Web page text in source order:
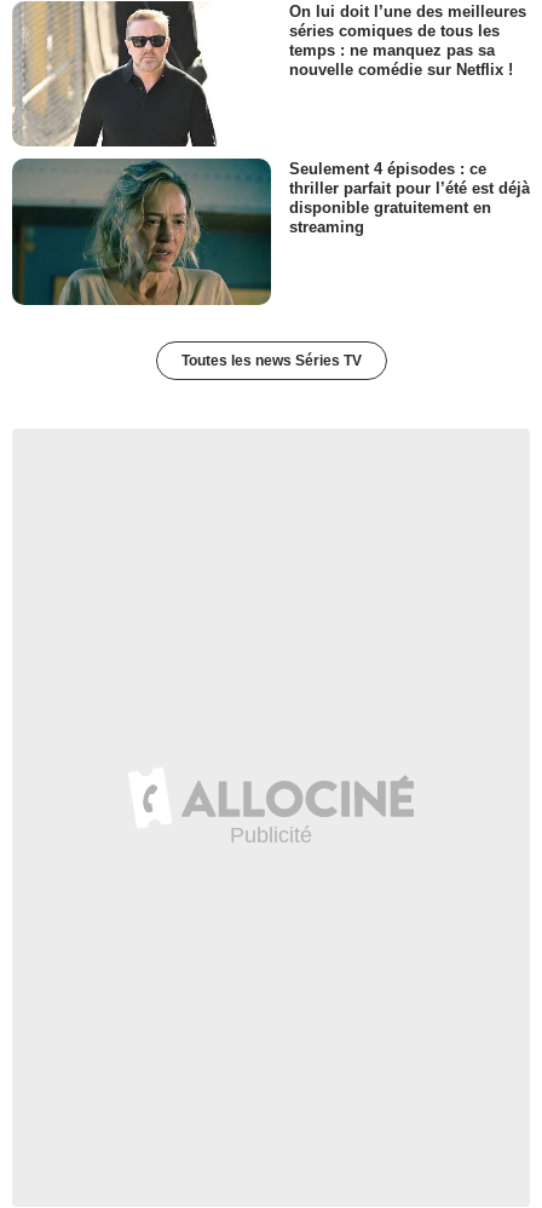
On lui doit l’une des meilleures
séries comiques de tous les
temps : ne manquez pas sa
nouvelle comédie sur Netflix !
Seulement 4 épisodes : ce
thriller parfait pour l’été est déjà
disponible gratuitement en
streaming
Toutes les news Séries TV